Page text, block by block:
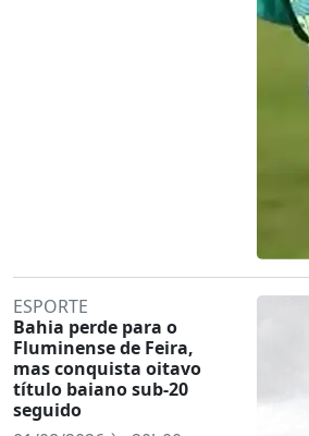
ESPORTE
Bahia perde para o
Fluminense de Feira,
mas conquista oitavo
título baiano sub-20
seguido